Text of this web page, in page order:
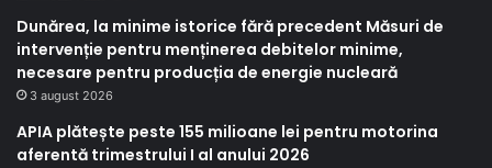
Dunărea, la minime istorice fără precedent Măsuri de
intervenție pentru menținerea debitelor minime,
necesare pentru producția de energie nucleară
3 august 2026
APIA plătește peste 155 milioane lei pentru motorina
aferentă trimestrului I al anului 2026